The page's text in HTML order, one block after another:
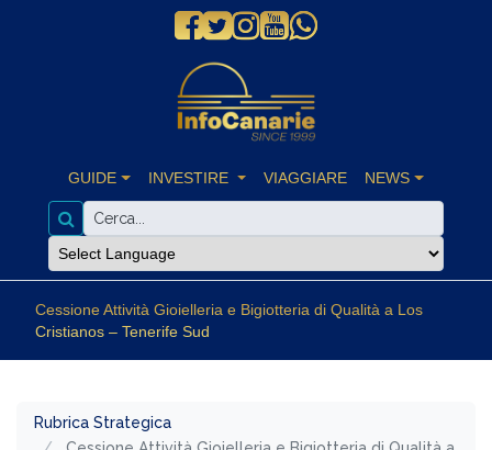
GUIDE INVESTIRE VIAGGIARE NEWS
Cessione Attività Gioielleria e Bigiotteria di Qualità a Los
Cristianos – Tenerife Sud
Rubrica Strategica